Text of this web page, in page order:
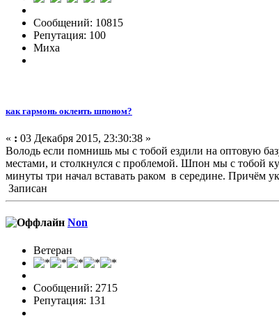
Сообщений: 10815
Репутация: 100
Миха
как гармонь оклеить шпоном?
« : 03 Декабря 2015, 23:30:38 »
Володь если помнишь мы с тобой ездили на оптовую
местами, и столкнулся с проблемой. Шпон мы с тобой
минуты три начал вставать раком в середине. Причём
Записан
Non
Ветеран
Сообщений: 2715
Репутация: 131